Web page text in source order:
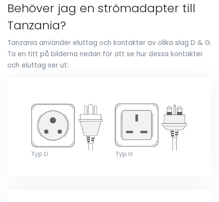
Behöver jag en strömadapter till
Tanzania?
Tanzania använder eluttag och kontakter av olika slag D & G.
Ta en titt på bilderna nedan för att se hur dessa kontakter
och eluttag ser ut: